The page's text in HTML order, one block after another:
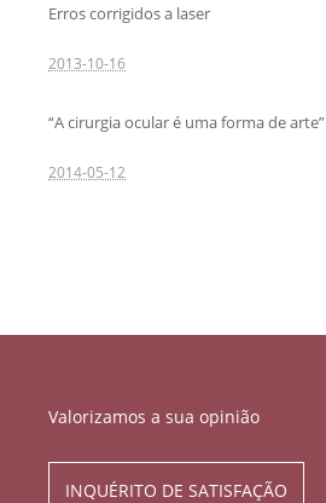
Erros corrigidos a laser
2013-10-16
“A cirurgia ocular é uma forma de arte”
2014-05-12
Valorizamos a sua opinião
INQUÉRITO DE SATISFAÇÃO